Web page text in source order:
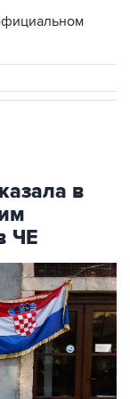
в
ЧЕ